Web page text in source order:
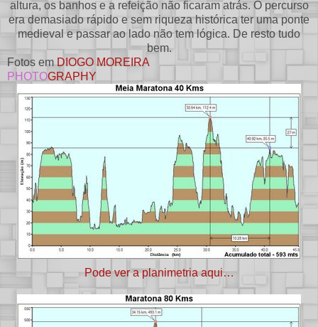
altura, os banhos e a refeição não ficaram atrás. O percurso
era demasiado rápido e sem riqueza histórica ter uma ponte
medieval e passar ao lado não tem lógica. De resto tudo
bem.
Fotos emDIOGO MOREIRA
PHOTOGRAPHY
Pode ver a planimetria aqui…